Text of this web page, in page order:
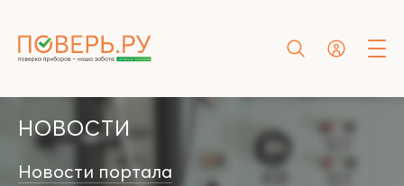
НОВОСТИ
Новости портала